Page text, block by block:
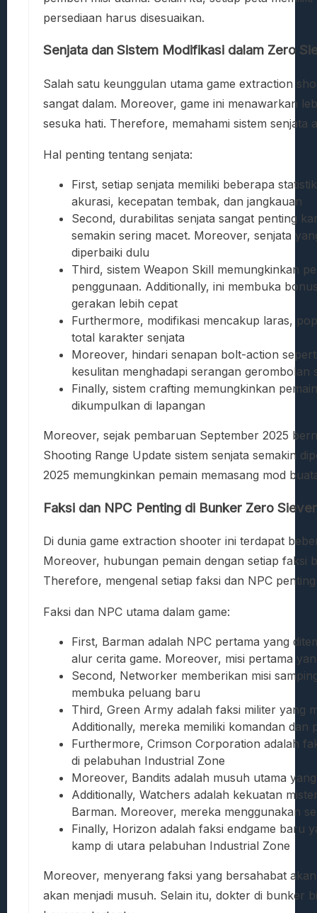
persediaan harus disesuaikan.
Senjata dan Sistem Modifikasi dalam Zero
Salah satu keunggulan utama game extraction
sangat dalam. Moreover, game ini menawarkan
sesuka hati. Therefore, memahami sistem
Hal penting tentang senjata:
First, setiap senjata memiliki beberapa
akurasi, kecepatan tembak, dan jangkauan
Second, durabilitas senjata sangat penting
semakin sering macet. Moreover, senjata
diperbaiki dulu
Third, sistem Weapon Skill memungkinkan
penggunaan. Additionally, ini membuka
gerakan lebih cepat
Furthermore, modifikasi mencakup laras,
total karakter senjata
Moreover, hindari senapan bolt-action
kesulitan menghadapi serangan gerombolan
Finally, sistem crafting memungkinkan
dikumpulkan di lapangan
Moreover, sejak pembaruan September 2025
Shooting Range Update sistem senjata semakin
2025 memungkinkan pemain memasang mod
Faksi dan NPC Penting di Bunker Zero
Di dunia game extraction shooter ini terdapat
Moreover, hubungan pemain dengan setiap faksi
Therefore, mengenal setiap faksi dan NPC
Faksi dan NPC utama dalam game:
First, Barman adalah NPC pertama yang
alur cerita game. Moreover, misi pertama
Second, Networker memberikan misi
membuka peluang baru
Third, Green Army adalah faksi militer yang
Additionally, mereka memiliki komandan dan
Furthermore, Crimson Corporation adalah
di pelabuhan Industrial Zone
Moreover, Bandits adalah musuh utama
Additionally, Watchers adalah kekuatan
Barman. Moreover, mereka menggunakan
Finally, Horizon adalah faksi endgame baru
kamp di utara pelabuhan Industrial Zone
Moreover, menyerang faksi yang bersahabat
akan menjadi musuh. Selain itu, dokter di bunker